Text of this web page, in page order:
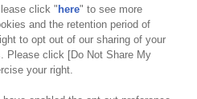
click " here" to see more
and the retention period of
to opt out of our sharing of your
Please click [Do Not Share My
your right.